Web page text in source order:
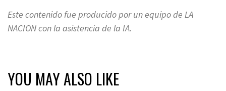
Este contenido fue producido por un equipo de LA
NACION con la asistencia de la IA.
YOU MAY ALSO LIKE